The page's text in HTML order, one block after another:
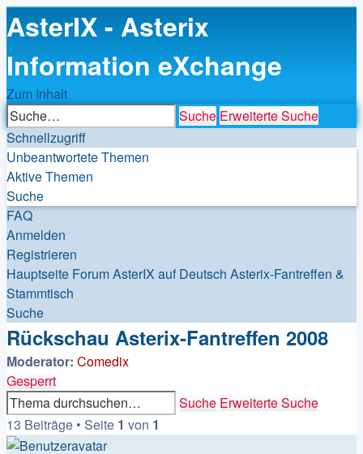
AsterIX - Asterix
Information eXchange
Zum Inhalt
Suche Erweiterte Suche
Schnellzugriff
Unbeantwortete Themen
Aktive Themen
Suche
FAQ
Anmelden
Registrieren
Hauptseite ForumAsterIX auf Deutsch Asterix-Fantreffen &
Stammtisch
Suche
Rückschau Asterix-Fantreffen 2008
Moderator: Comedix
Gesperrt
Suche Erweiterte Suche
13 Beiträge • Seite 1 von 1